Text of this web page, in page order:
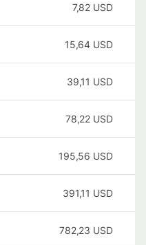
7,82 USD
15,64 USD
39,11 USD
78,22 USD
195,56 USD
391,11 USD
782,23 USD